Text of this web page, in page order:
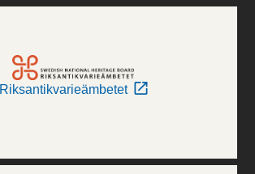
Riksantikvarieämbetet